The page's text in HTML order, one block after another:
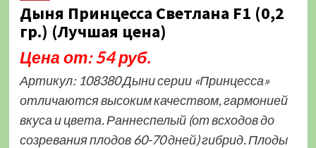
Дыня Принцесса Светлана F1 (0,2
гр.) (Лучшая цена)
Цена от: 54 руб.
Артикул: 108380 Дыни серии «Принцесса»
отличаются высоким качеством, гармонией
вкуса и цвета. Раннеспелый (от всходов до
созревания плодов 60-70 дней) гибрид. Плоды